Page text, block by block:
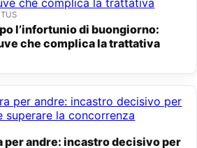
che complica la trattativa